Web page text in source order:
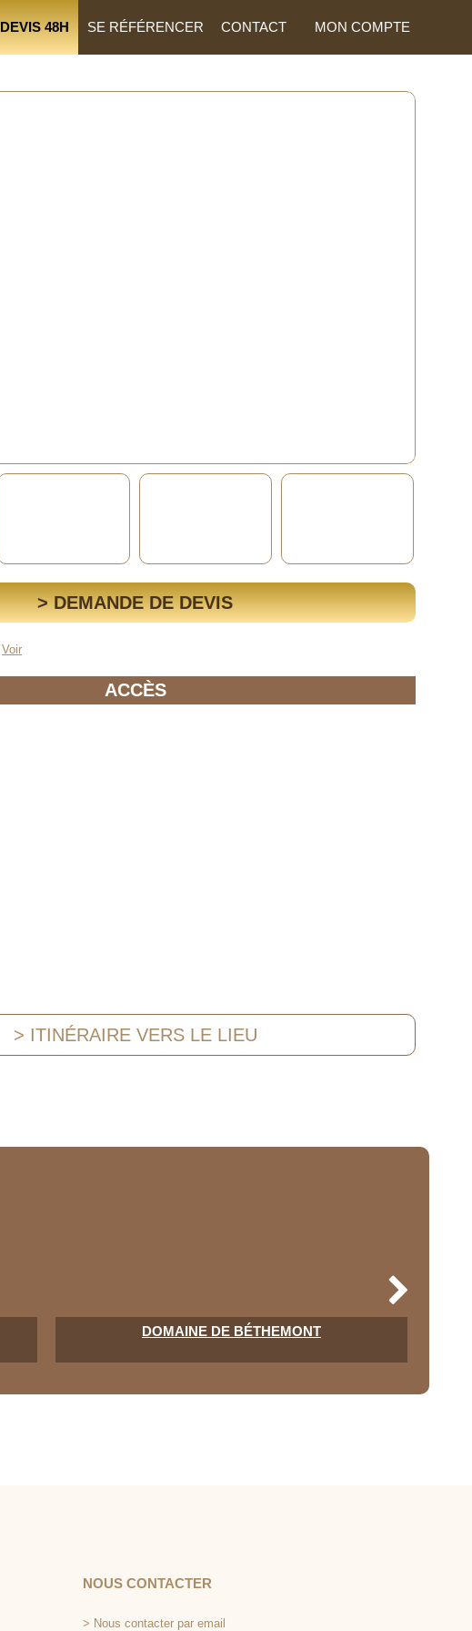
DEVIS 48H SE RÉFÉRENCER CONTACT MON COMPTE
> DEMANDE DE DEVIS
Voir
ACCÈS
> ITINÉRAIRE VERS LE LIEU
DOMAINE DE BÉTHEMONT
NOUS CONTACTER
> Nous contacter par email